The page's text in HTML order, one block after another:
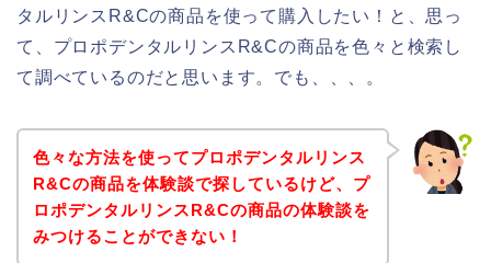
タルリンスR&Cの商品を使って購入したい！と、思っ
て、プロポデンタルリンスR&Cの商品を色々と検索し
て調べているのだと思います。でも、、、。
色々な方法を使ってプロポデンタルリンス
R&Cの商品を体験談で探しているけど、プ
ロポデンタルリンスR&Cの商品の体験談を
みつけることができない！